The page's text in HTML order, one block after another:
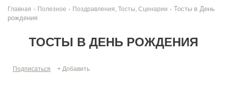
Главная - Полезное - Поздравления, Тосты, Сценарии - Тосты в День
рождения
ТОСТЫ В ДЕНЬ РОЖДЕНИЯ
Подписаться + Добавить